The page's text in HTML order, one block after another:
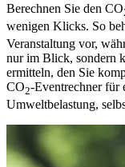
Berechnen Sie den CO
wenigen Klicks. So
Veranstaltung vor,
nur im Blick, sondern
ermitteln, den Sie
CO2-Eventrechner für
Umweltbelastung,